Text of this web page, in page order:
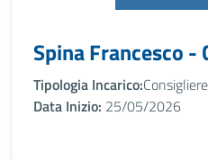
Spina Francesco -
Tipologia Incarico:Consigliere
Data Inizio: 25/05/2026